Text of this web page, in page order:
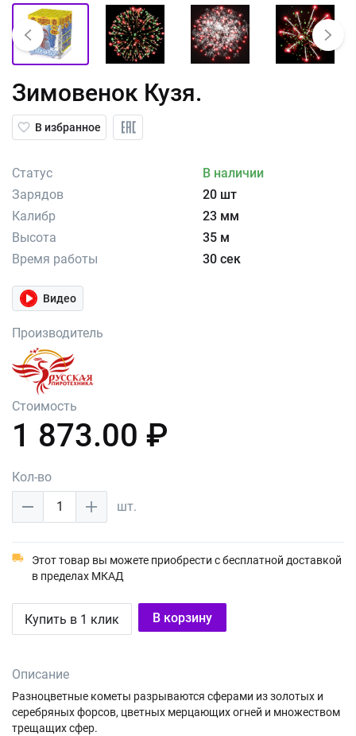
Зимовенок Кузя.
В избранное
Статус
В наличии
Зарядов
20 шт
Калибр
23 мм
Высота
35 м
Время работы
30 сек
Видео
Производитель
Стоимость
1 873.00 ₽
Кол-во
1
шт.
Этот товар вы можете приобрести с бесплатной доставкой
в пределах МКАД
Купить в 1 клик В корзину
Описание
Разноцветные кометы разрываются сферами из золотых и
серебряных форсов, цветных мерцающих огней и множеством
трещащих сфер.